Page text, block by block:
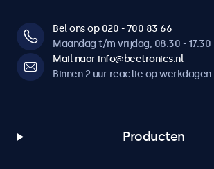
Bel ons op 020 - 700 83 66
Maandag t/m vrijdag, 08:30 - 17:30
Mail naar info@beetronics.nl
Binnen 2 uur reactie op werkdagen
Producten